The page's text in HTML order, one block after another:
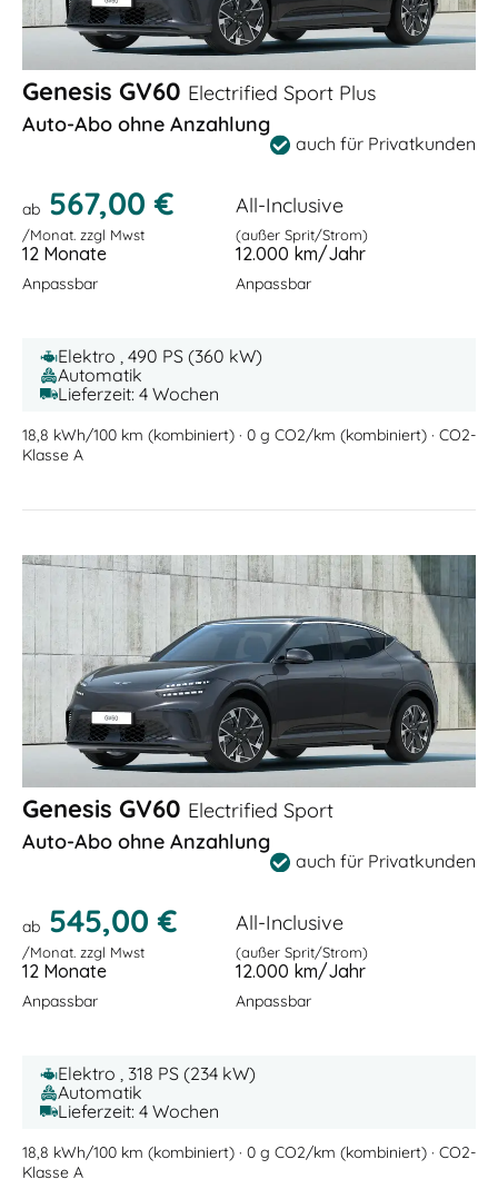
Genesis GV60 Electrified Sport Plus
Auto-Abo ohne Anzahlung
auch für Privatkunden
ab 567,00 €
/Monat. zzgl Mwst
All-Inclusive
(außer Sprit/Strom)
12 Monate
Anpassbar
12.000 km/Jahr
Anpassbar
Elektro , 490 PS (360 kW)
Automatik
Lieferzeit: 4 Wochen
18,8 kWh/100 km (kombiniert) · 0 g CO2/km (kombiniert) · CO2-
Klasse A
Genesis GV60 Electrified Sport
Auto-Abo ohne Anzahlung
auch für Privatkunden
ab 545,00 €
/Monat. zzgl Mwst
All-Inclusive
(außer Sprit/Strom)
12 Monate
Anpassbar
12.000 km/Jahr
Anpassbar
Elektro , 318 PS (234 kW)
Automatik
Lieferzeit: 4 Wochen
18,8 kWh/100 km (kombiniert) · 0 g CO2/km (kombiniert) · CO2-
Klasse A